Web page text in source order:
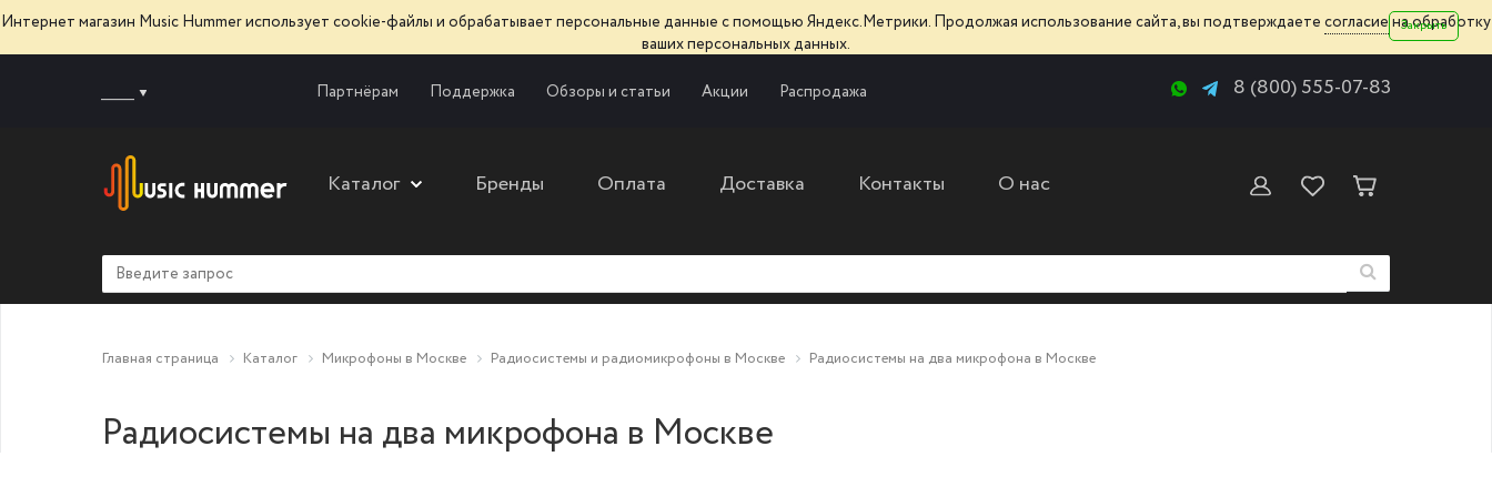
Интернет магазин Music Hummer использует сооkie-файлы и обрабатывает персональные данные с помощью Яндекс.Метрики. Продолжая использование сайта, вы подтверждаете согласиена обработку
ваших персональных данных.
Закрыть
Партнёрам Поддержка Обзоры и статьи Акции Распродажа 8 (800) 555-07-83
Каталог Бренды Оплата Доставка Контакты О нас
Главная страница Каталог Микрофоны в Москве Радиосистемы и радиомикрофоны в Москве Радиосистемы на два микрофона в Москве
Радиосистемы на два микрофона в Москве